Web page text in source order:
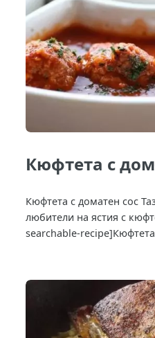
Кюфтета с
Кюфтета с доматен сос
любители на ястия с
searchable-